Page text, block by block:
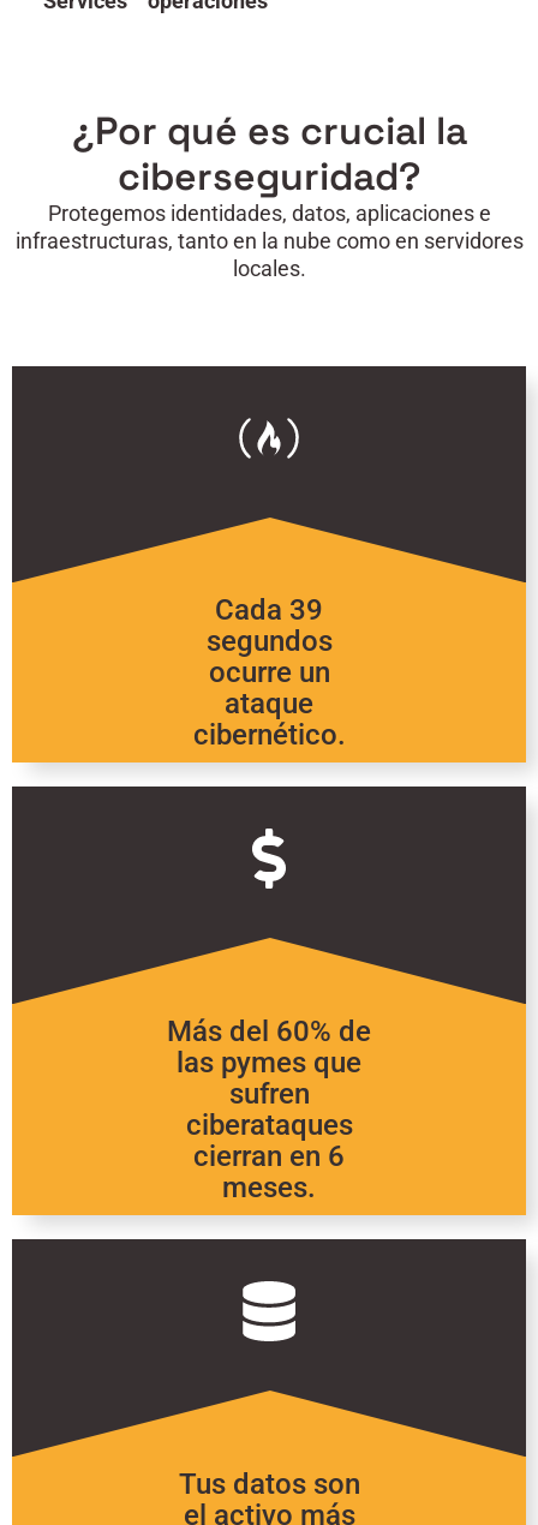
¿Por qué es crucial la
ciberseguridad?
Protegemos identidades, datos, aplicaciones e
infraestructuras, tanto en la nube como en servidores
locales.
Cada 39
segundos
ocurre un
ataque
cibernético.
Más del 60% de
las pymes que
sufren
ciberataques
cierran en 6
meses.
Tus datos son
el activo más